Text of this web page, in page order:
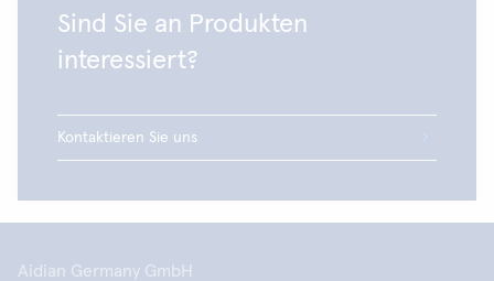
Sind Sie an Produkten
interessiert?
Kontaktieren Sie uns
Aidian Germany GmbH